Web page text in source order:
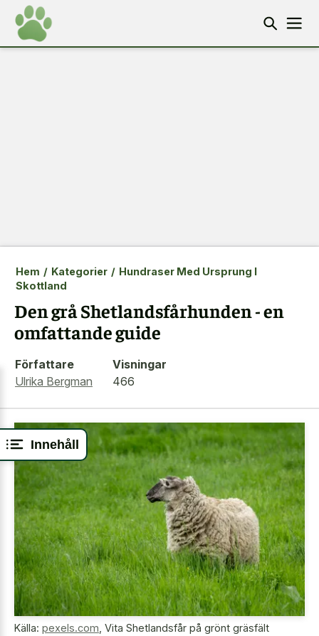
Innehåll
Hem / Kategorier / Hundraser Med Ursprung I
Skottland
Den grå Shetlandsfårhunden - en
omfattande guide
Författare
Ulrika Bergman
Visningar
466
Källa: pexels.com Vita Shetlandsfår på grönt gräsfält